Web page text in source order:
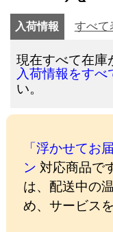
入荷情報 すべて
現在すべて在庫
入荷情報をすべ
い。
「浮かせてお
ン 対応商品で
は、配送中の
め、サービス